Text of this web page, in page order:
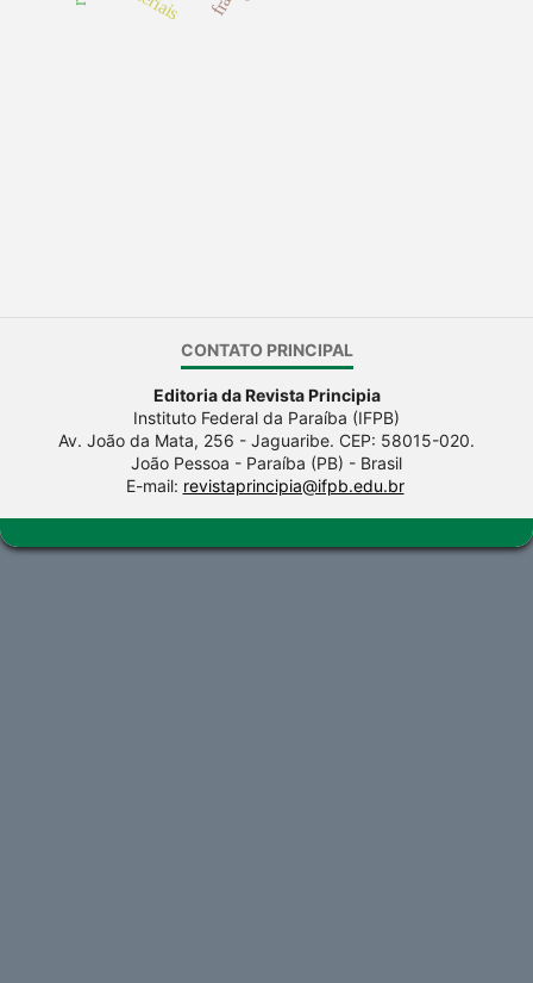
CONTATO PRINCIPAL
Editoria da Revista Principia
Instituto Federal da Paraíba (IFPB)
Av. João da Mata, 256 - Jaguaribe. CEP: 58015-020.
João Pessoa - Paraíba (PB) - Brasil
E-mail: revistaprincipia@ifpb.edu.br